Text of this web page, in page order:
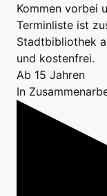
Kommen vorbei
Terminliste ist
Stadtbibliothek
und kostenfrei.
Ab 15 Jahren
In